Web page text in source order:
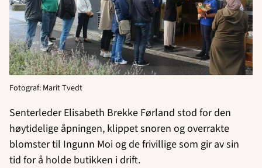
Fotograf: Marit Tvedt
Senterleder Elisabeth Brekke Førland stod for den
høytidelige åpningen, klippet snoren og overrakte
blomster til Ingunn Moi og de frivillige som gir av sin
tid for å holde butikken i drift.